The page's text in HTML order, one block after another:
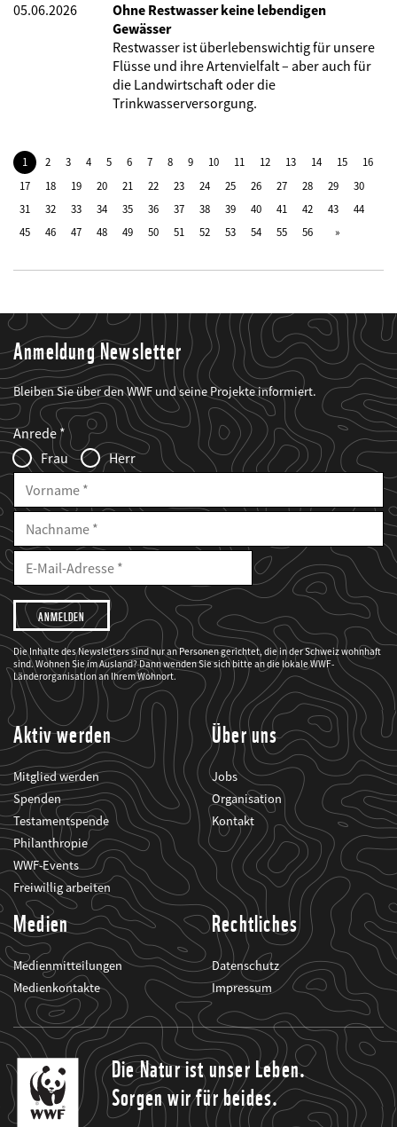
05.06.2026
Ohne Restwasser keine lebendigen
Gewässer
Restwasser ist überlebenswichtig für unsere
Flüsse und ihre Artenvielfalt – aber auch für
die Landwirtschaft oder die
Trinkwasserversorgung.
1 2 3 4 5 6 7 8 9 10 11 12 13 14 15
16
17
18 19 20 21 22 23 24 25 26 27 28 29
30
31
32 33 34 35 36 37 38 39 40 41 42 43
44
45
46 47 48 49 50 51 52 53 54 55 56
Anmeldung Newsletter
Bleiben Sie über den WWF und seine Projekte informiert.
Web2Case
Infofelder
Fieldset
anrede_name
Anrede
Frau
Herr
Vorname
Nachname
E-
Mailadresse
E-
Adresse
Ich
möchte,
dass
der
WWF
mich
über
seine
Projekte
informiert.
Die Inhalte des Newsletters sind nur an Personen gerichtet, die in der Schweiz wohnhaft
sind. Wohnen Sie im Ausland? Dann wenden Sie sich bitte an die lokale WWF-
Länderorganisation an Ihrem Wohnort.
Aktiv werden
Mitglied werden
Spenden
Testamentspende
Philanthropie
WWF-Events
Freiwillig arbeiten
Über uns
Jobs
Organisation
Kontakt
Medien
Medienmitteilungen
Medienkontakte
Rechtliches
Datenschutz
Impressum
Die Natur ist unser Leben.
Sorgen wir für beides.